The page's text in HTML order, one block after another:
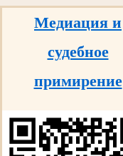
Медиация и
судебное
примирение